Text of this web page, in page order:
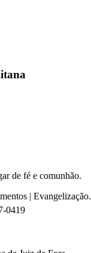
de fé e comunhão.
| Evangelização.
0419